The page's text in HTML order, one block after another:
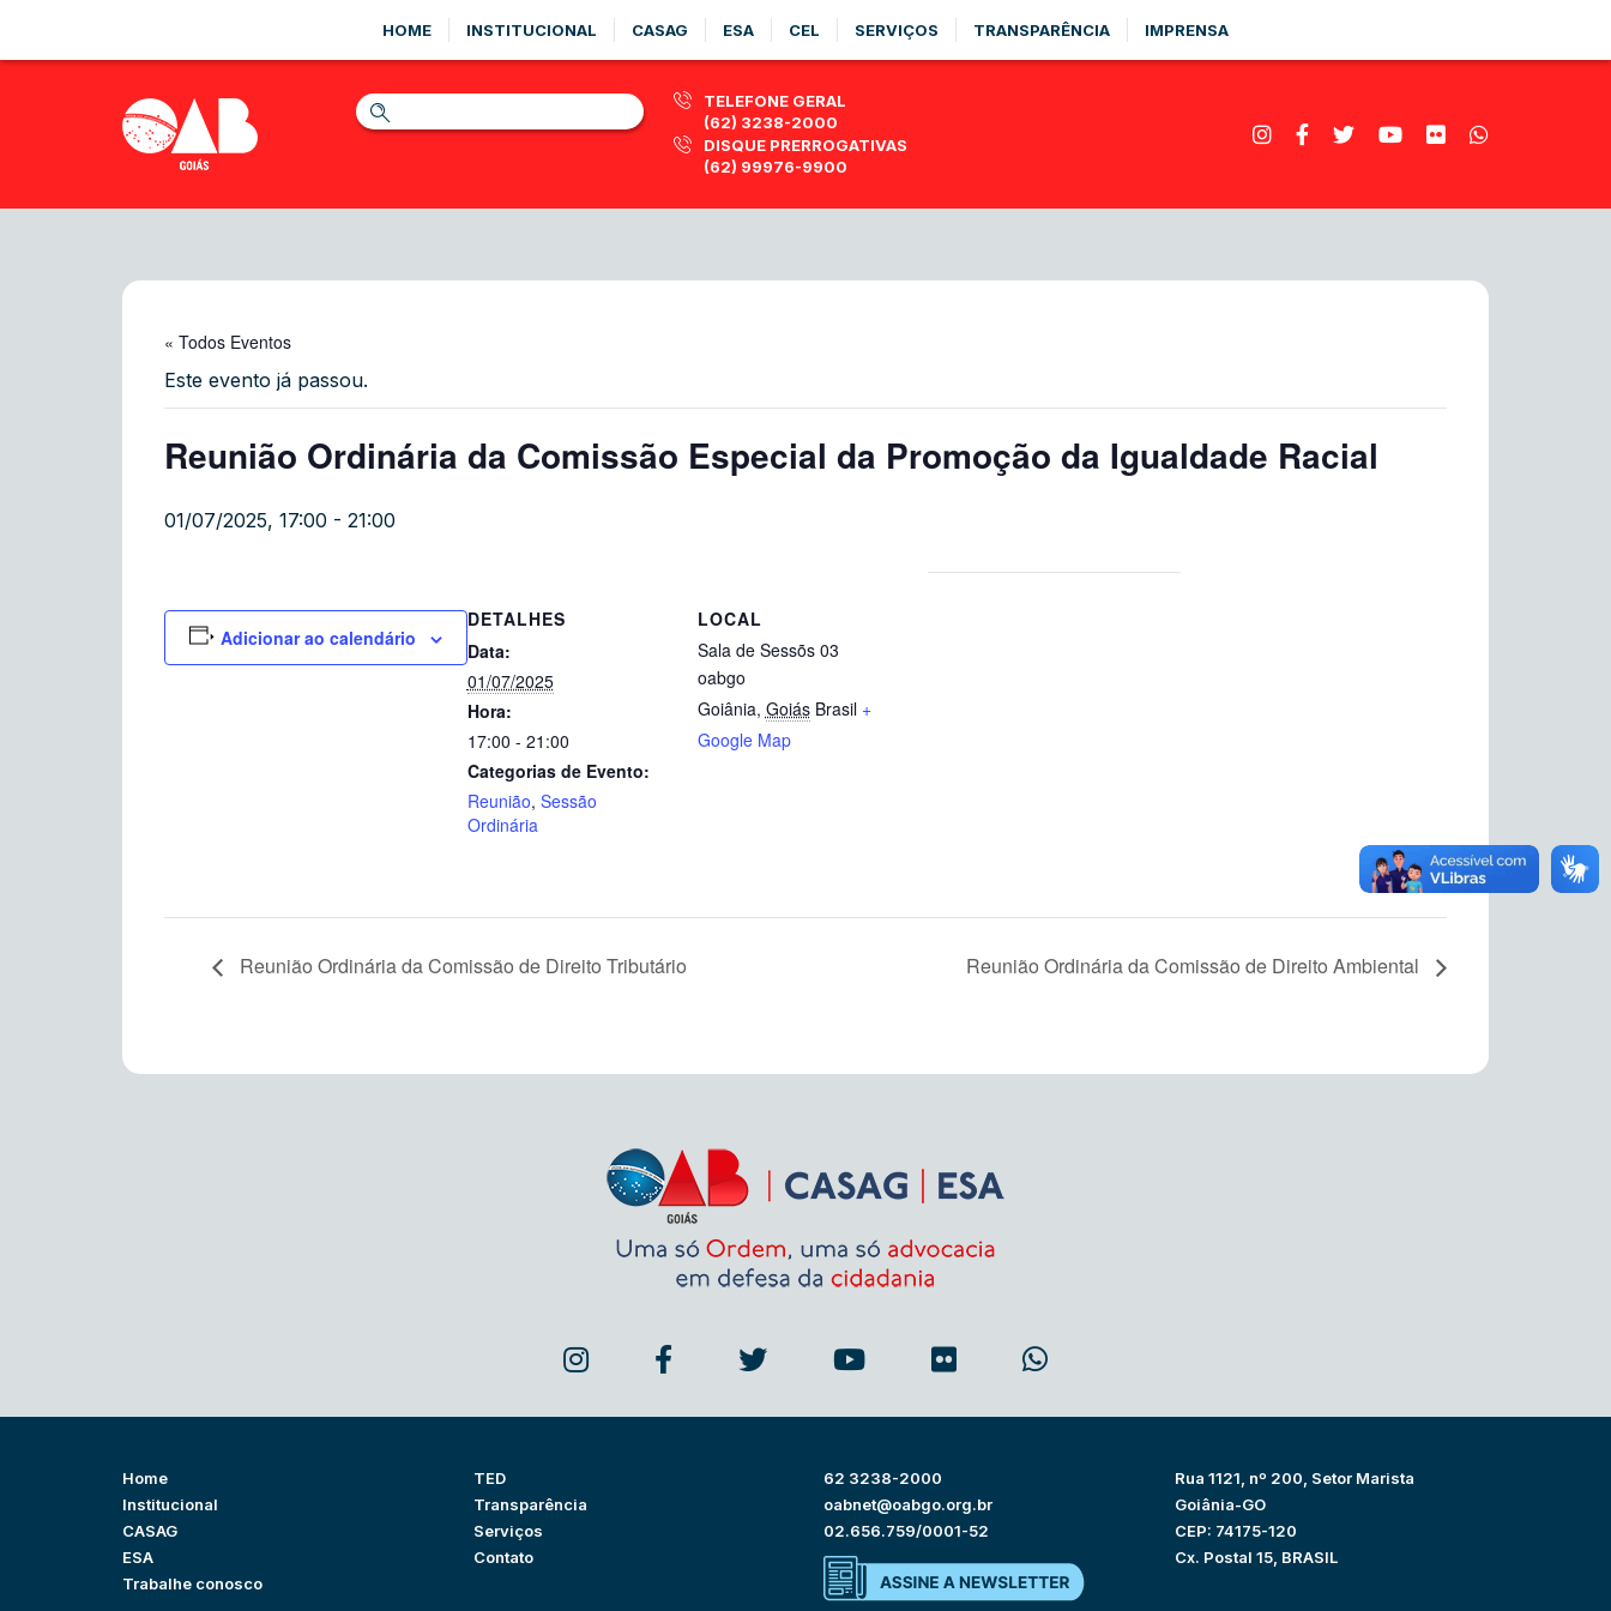
HOME INSTITUCIONAL CASAG ESA CEL SERVIÇOS TRANSPARÊNCIA IMPRENSA
TELEFONE GERAL
(62) 3238-2000
DISQUE PRERROGATIVAS
(62) 99976-9900
« Todos Eventos
Este evento já passou.
Reunião Ordinária da Comissão Especial da Promoção da Igualdade Racial
01/07/2025, 17:00 - 21:00
Adicionar ao calendário
DETALHES
Data:
01/07/2025
Hora:
17:00 - 21:00
Categorias de Evento:
Reunião, Sessão
Ordinária
LOCAL
Sala de Sessõs 03
oabgo
Goiânia, Goiás Brasil +
Google Map
Reunião Ordinária da Comissão de Direito Tributário Reunião Ordinária da Comissão de Direito Ambiental
Home
Institucional
CASAG
ESA
Trabalhe conosco
TED
Transparência
Serviços
Contato
62 3238-2000
oabnet@oabgo.org.br
02.656.759/0001-52
Rua 1121, nº 200, Setor Marista
Goiânia-GO
CEP: 74175-120
Cx. Postal 15, BRASIL